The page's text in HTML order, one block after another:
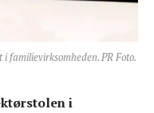
familievirksomheden. PR Foto.
i